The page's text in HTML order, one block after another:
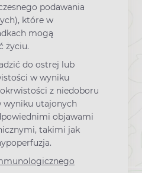
podawania
które w
mogą
życiu.
do ostrej lub
w wyniku
z niedoboru
wyniku utajonych
objawami
takimi jak